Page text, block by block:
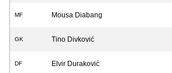
MF Mousa Diabang
GK Tino Divković
DF Elvir Duraković